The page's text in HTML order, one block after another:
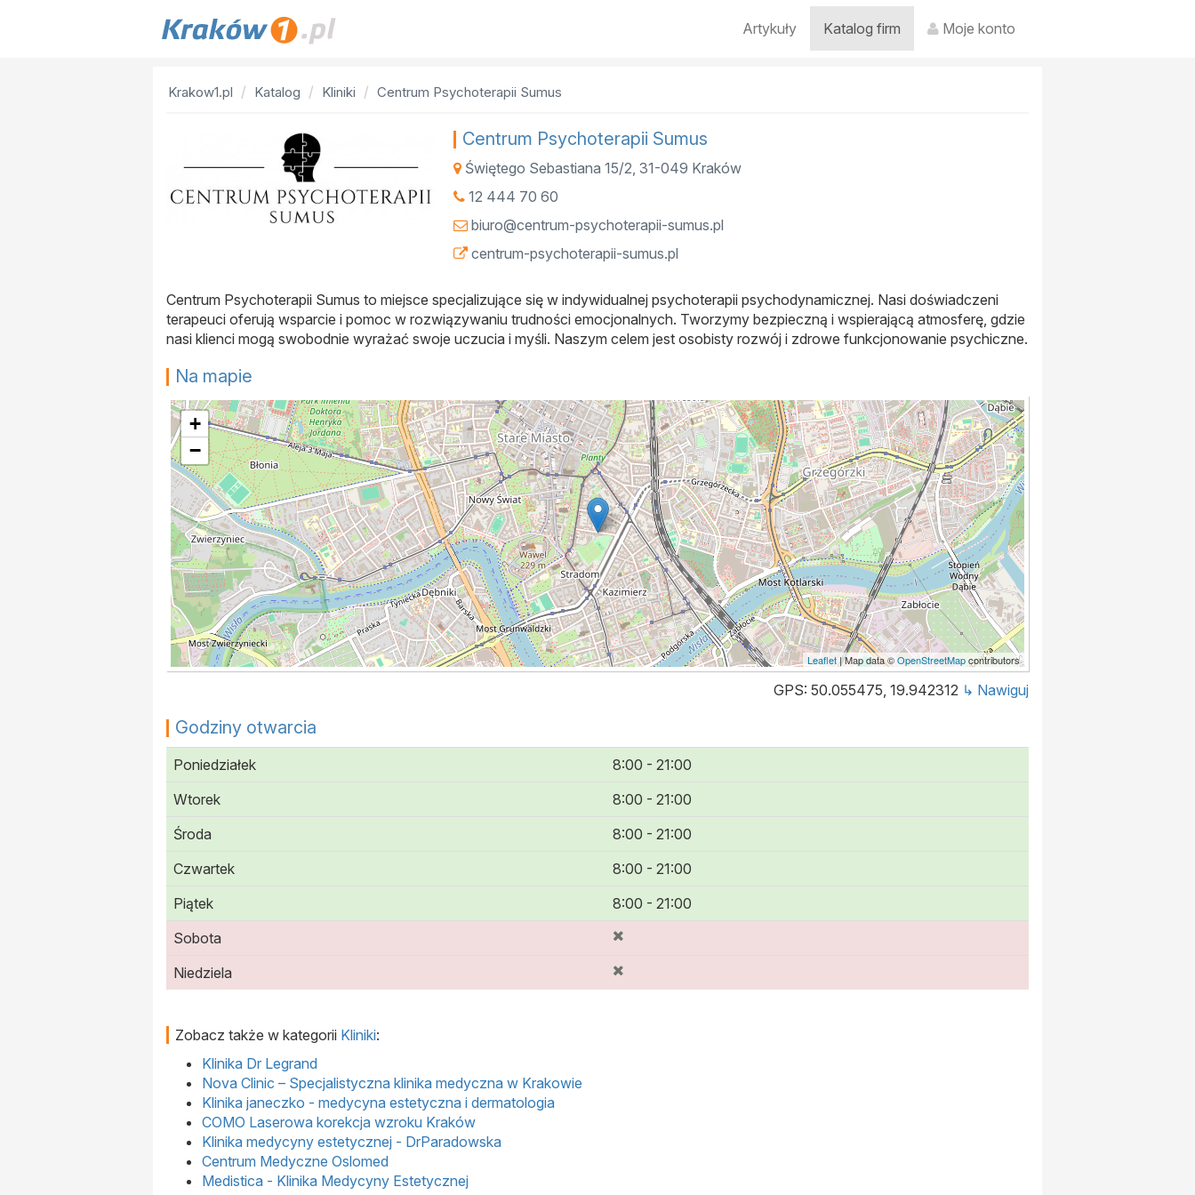
Artykuły Katalog firm Moje konto
Krakow1.pl Katalog Kliniki Centrum Psychoterapii Sumus
Centrum Psychoterapii Sumus
Świętego Sebastiana 15/2,31-049 Kraków
12 444 70 60
biuro@centrum-psychoterapii-sumus.pl
centrum-psychoterapii-sumus.pl
Centrum Psychoterapii Sumus to miejsce specjalizujące się w indywidualnej psychoterapii psychodynamicznej. Nasi doświadczeni
terapeuci oferują wsparcie i pomoc w rozwiązywaniu trudności emocjonalnych. Tworzymy bezpieczną i wspierającą atmosferę, gdzie
nasi klienci mogą swobodnie wyrażać swoje uczucia i myśli. Naszym celem jest osobisty rozwój i zdrowe funkcjonowanie psychiczne.
Na mapie
+
−
Leaflet| Map data ©OpenStreetMapcontributors
GPS: 50.055475, 19.942312 ↳ Nawiguj
Godziny otwarcia
Poniedziałek
8:00 - 21:00
Wtorek
8:00 - 21:00
Środa
8:00 - 21:00
Czwartek
8:00 - 21:00
Piątek
8:00 - 21:00
Sobota
Niedziela
Zobacz także w kategorii Kliniki:
Klinika Dr Legrand
Nova Clinic – Specjalistyczna klinika medyczna w Krakowie
Klinika janeczko - medycyna estetyczna i dermatologia
COMO Laserowa korekcja wzroku Kraków
Klinika medycyny estetycznej - DrParadowska
Centrum Medyczne Oslomed
Medistica - Klinika Medycyny Estetycznej